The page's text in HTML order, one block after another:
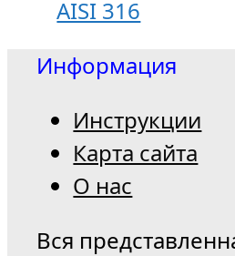
AISI 316
Информация
Инструкции
Карта сайта
О нас
Вся